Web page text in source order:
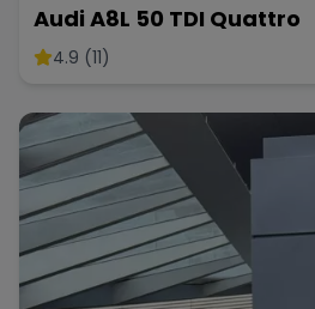
Audi A8L 50 TDI Quattro
4.9 (11)